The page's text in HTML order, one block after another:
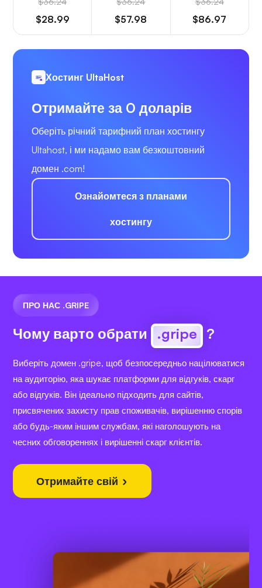
$28.99 $57.98 $86.97
Хостинг UltaHost
Отримайте за 0 доларів
Оберіть річний тарифний план хостингу
Ultahost, і ми надамо вам безкоштовний
домен .com!
Ознайомтеся з планами
хостингу
ПРО НАС .GRIPE
Чому варто обрати .gripe ?
Виберіть домен .gripe, щоб безпосередньо націлюватися
на аудиторію, яка шукає платформи для відгуків, скарг
або відгуків. Він ідеально підходить для сайтів,
присвячених захисту прав споживачів, вирішенню спорів
або будь-яким іншим службам, які наголошують на
чесних обговореннях і вирішенні скарг клієнтів.
Отримайте свій